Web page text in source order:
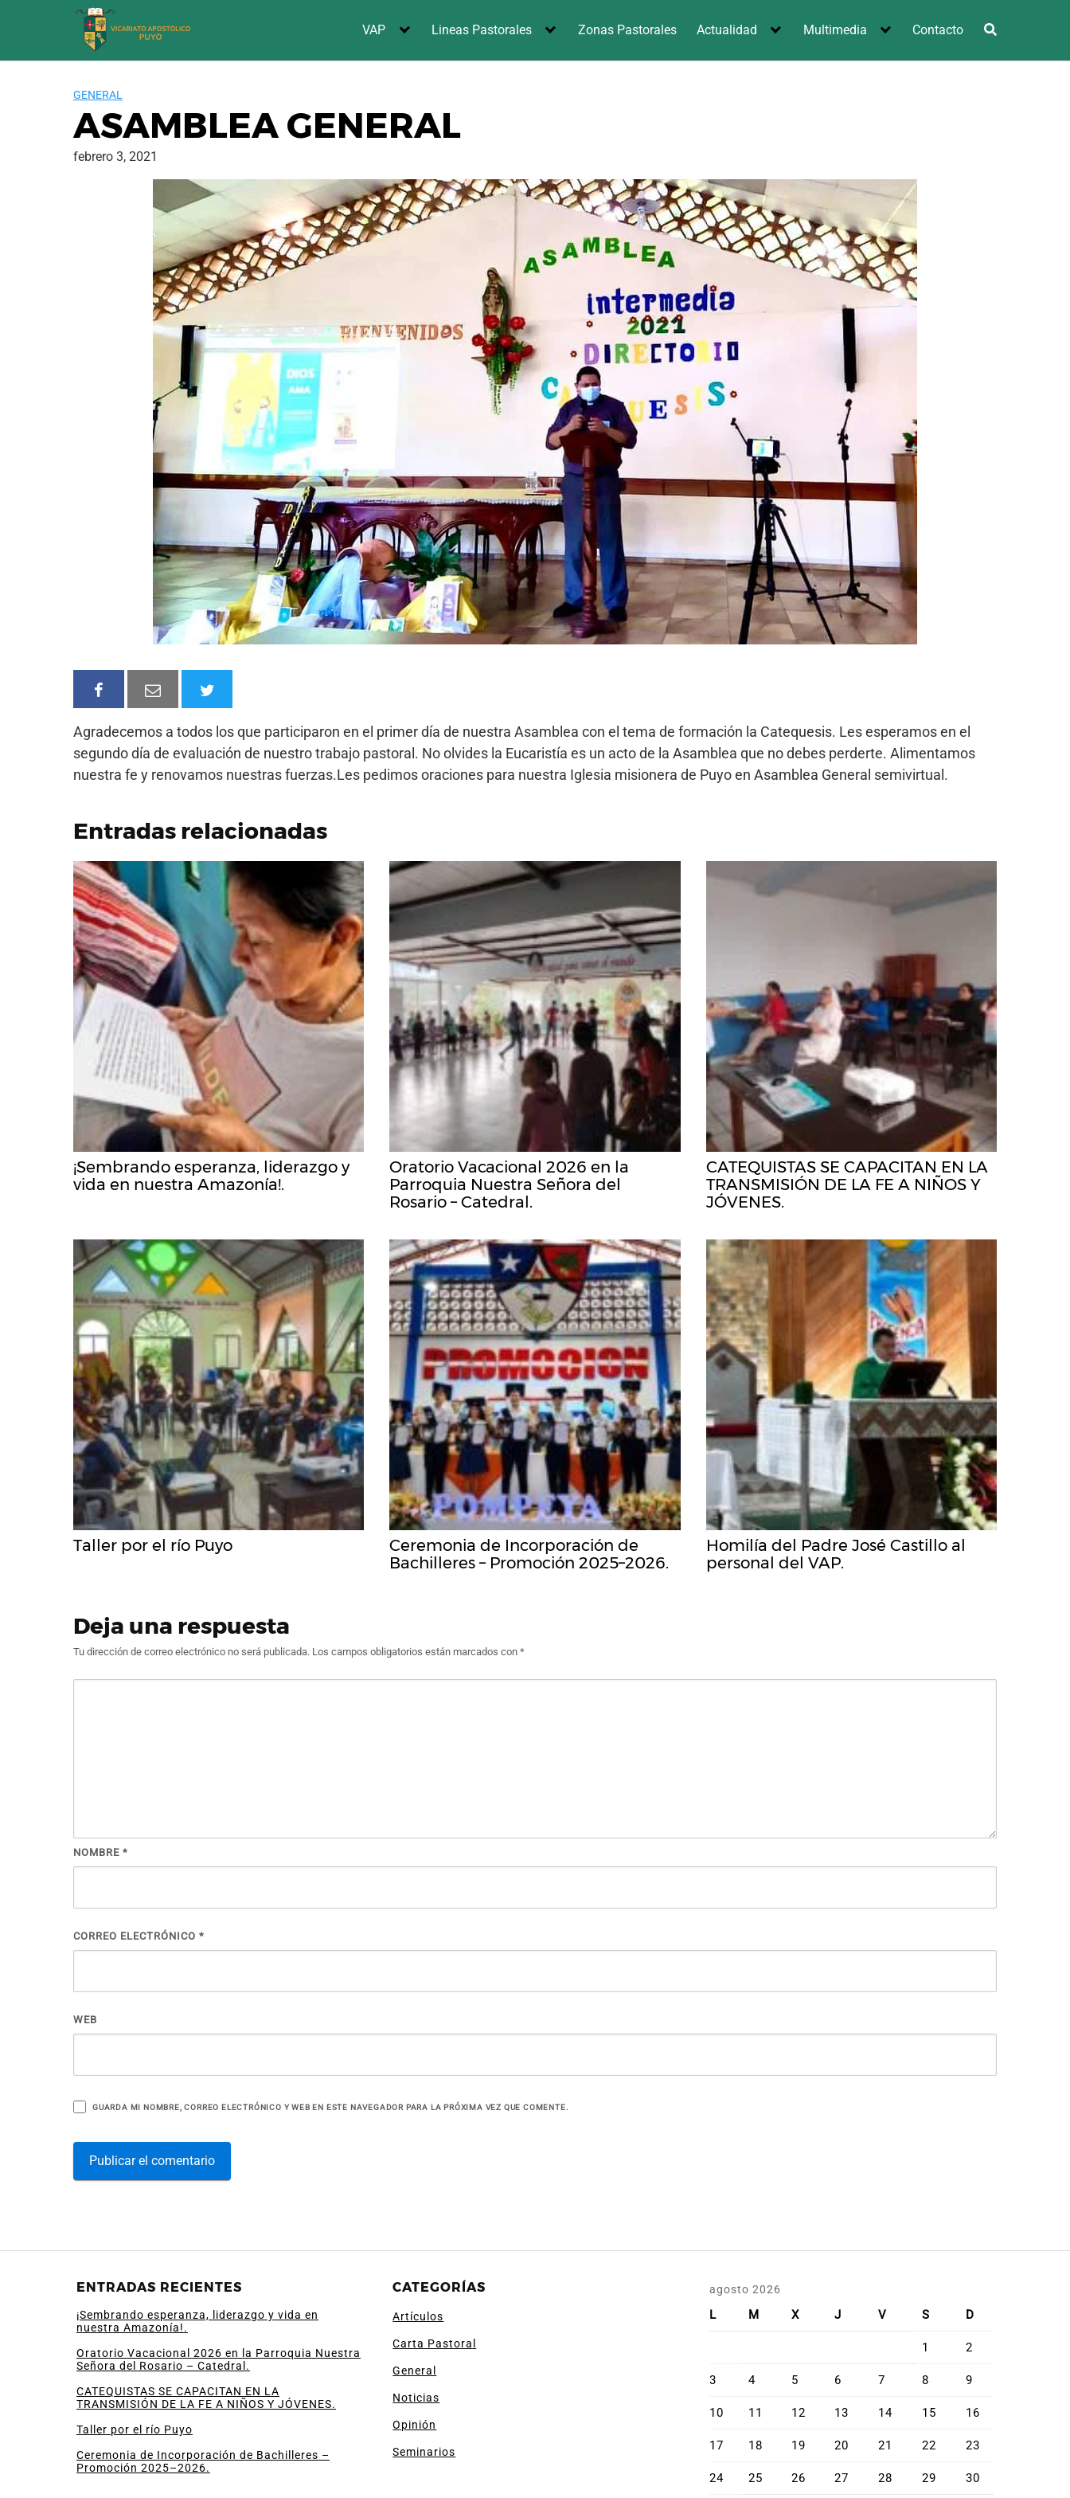
VAP Lineas Pastorales Zonas Pastorales Actualidad Multimedia Contacto
GENERAL
ASAMBLEA GENERAL
febrero 3, 2021
Agradecemos a todos los que participaron en el primer día de nuestra Asamblea con el tema de formación la Catequesis. Les esperamos en el
segundo día de evaluación de nuestro trabajo pastoral. No olvides la Eucaristía es un acto de la Asamblea que no debes perderte. Alimentamos
nuestra fe y renovamos nuestras fuerzas.Les pedimos oraciones para nuestra Iglesia misionera de Puyo en Asamblea General semivirtual.
Entradas relacionadas
¡Sembrando esperanza, liderazgo y
vida en nuestra Amazonía!.
Oratorio Vacacional 2026 en la
Parroquia Nuestra Señora del
Rosario – Catedral.
CATEQUISTAS SE CAPACITAN EN LA
TRANSMISIÓN DE LA FE A NIÑOS Y
JÓVENES.
Taller por el río Puyo
Ceremonia de Incorporación de
Bachilleres – Promoción 2025–2026.
Homilía del Padre José Castillo al
personal del VAP.
Deja una respuesta
Tu dirección de correo electrónico no será publicada. Los campos obligatorios están marcados con *
NOMBRE *
CORREO ELECTRÓNICO *
WEB
GUARDA MI NOMBRE, CORREO ELECTRÓNICO Y WEB EN ESTE NAVEGADOR PARA LA PRÓXIMA VEZ QUE COMENTE.
ENTRADAS RECIENTES
¡Sembrando esperanza, liderazgo y vida en
nuestra Amazonía!.
Oratorio Vacacional 2026 en la Parroquia Nuestra
Señora del Rosario – Catedral.
CATEQUISTAS SE CAPACITAN EN LA
TRANSMISIÓN DE LA FE A NIÑOS Y JÓVENES.
Taller por el río Puyo
Ceremonia de Incorporación de Bachilleres –
Promoción 2025–2026.
CATEGORÍAS
Artículos
Carta Pastoral
General
Noticias
Opinión
Seminarios
agosto 2026
L M X J V S D
1 2
3 4 5 6 7 8 9
10 11 12 13 14 15 16
17 18 19 20 21 22 23
24 25 26 27 28 29 30